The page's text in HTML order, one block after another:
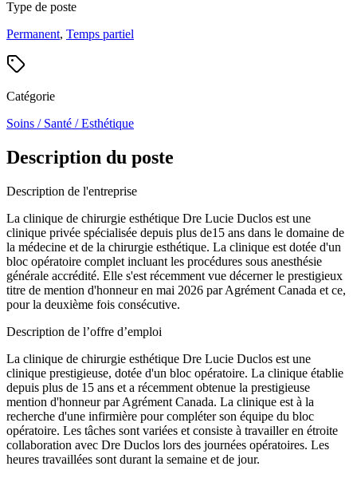
Type de poste
Permanent, Temps partiel
Catégorie
Soins / Santé / Esthétique
Description du poste
Description de l'entreprise
La clinique de chirurgie esthétique Dre Lucie Duclos est une
clinique privée spécialisée depuis plus de15 ans dans le domaine de
la médecine et de la chirurgie esthétique. La clinique est dotée d'un
bloc opératoire complet incluant les procédures sous anesthésie
générale accrédité. Elle s'est récemment vue décerner le prestigieux
titre de mention d'honneur en mai 2026 par Agrément Canada et ce,
pour la deuxième fois consécutive.
Description de l’offre d’emploi
La clinique de chirurgie esthétique Dre Lucie Duclos est une
clinique prestigieuse, dotée d'un bloc opératoire. La clinique établie
depuis plus de 15 ans et a récemment obtenue la prestigieuse
mention d'honneur par Agrément Canada. La clinique est à la
recherche d'une infirmière pour compléter son équipe du bloc
opératoire. Les tâches sont variées et consiste à travailler en étroite
collaboration avec Dre Duclos lors des journées opératoires. Les
heures travaillées sont durant la semaine et de jour.